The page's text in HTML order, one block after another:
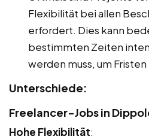
Flexibilität bei allen
erfordert. Dies kann
bestimmten Zeiten
werden muss, um
Unterschiede:
Freelancer-Jobs in
Hohe Flexibilität: